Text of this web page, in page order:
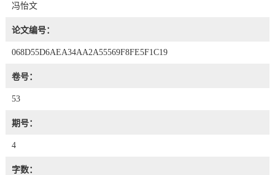
冯怡文
论文编号：
068D55D6AEA34AA2A55569F8FE5F1C19
卷号：
53
期号：
4
字数：